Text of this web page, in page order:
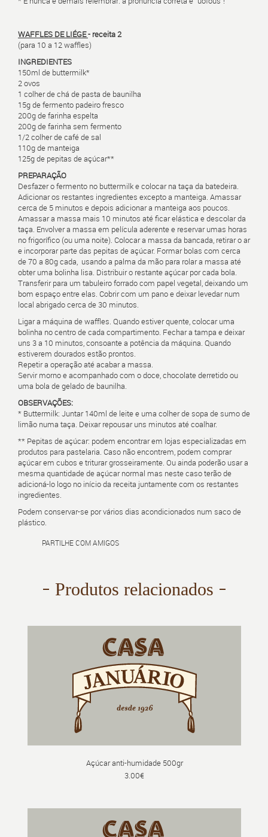
WAFFLES DE LIÉGE- receita 2
(para 10 a 12 waffles)
INGREDIENTES
150ml de buttermilk*
2 ovos
1 colher de chá de pasta de baunilha
15g de fermento padeiro fresco
200g de farinha espelta
200g de farinha sem fermento
1/2 colher de café de sal
110g de manteiga
125g de pepitas de açúcar**
PREPARAÇÃO
Desfazer o fermento no buttermilk e colocar na taça da batedeira.
Adicionar os restantes ingredientes excepto a manteiga. Amassar
cerca de 5 minutos e depois adicionar a manteiga aos poucos.
Amassar a massa mais 10 minutos até ficar elástica e descolar da
taça. Envolver a massa em película aderente e reservar umas horas
no frigorífico (ou uma noite). Colocar a massa da bancada, retirar o ar
e incorporar parte das pepitas de açúcar. Formar bolas com cerca
de 70 a 80g cada, usando a palma da mão para rolar a massa até
obter uma bolinha lisa. Distribuir o restante açúcar por cada bola.
Transferir para um tabuleiro forrado com papel vegetal, deixando um
bom espaço entre elas. Cobrir com um pano e deixar levedar num
local abrigado cerca de 30 minutos.
Ligar a máquina de waffles. Quando estiver quente, colocar uma
bolinha no centro de cada compartimento. Fechar a tampa e deixar
uns 3 a 10 minutos, consoante a potência da máquina. Quando
estiverem dourados estão prontos.
Repetir a operação até acabar a massa.
Servir morno e acompanhado com o doce, chocolate derretido ou
uma bola de gelado de baunilha.
OBSERVAÇÕES:
* Buttermilk: Juntar 140ml de leite e uma colher de sopa de sumo de
limão numa taça. Deixar repousar uns minutos até coalhar.
** Pepitas de açúcar: podem encontrar em lojas especializadas em
produtos para pastelaria. Caso não encontrem, podem comprar
açúcar em cubos e triturar grosseiramente. Ou ainda poderão usar a
mesma quantidade de açúcar normal mas neste caso terão de
adicioná-lo logo no início da receita juntamente com os restantes
ingredientes.
Podem conservar-se por vários dias acondicionados num saco de
plástico.
PARTILHE COM AMIGOS
Produtos relacionados
Açúcar anti-humidade 500gr
3.00€